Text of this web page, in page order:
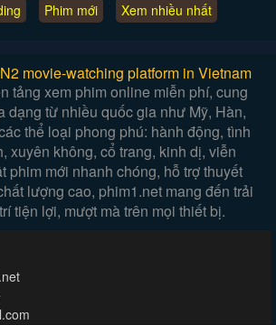
Phim mới Xem nhiều nhất
movie-watching platform in Vietnam
tảng xem phim online miễn phí, cung
dạng từ nhiều quốc gia như Mỹ, Hàn,
thể loại phong phú: hành động, tình
xuyên không, cổ trang, kinh dị, viễn
phim mới nhanh chóng, hỗ trợ thuyết
lượng cao, phim1.net mang đến trải
tiện lợi, mượt mà trên mọi thiết bị.